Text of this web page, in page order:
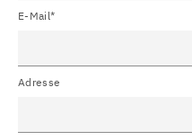
E-Mail*
Adresse